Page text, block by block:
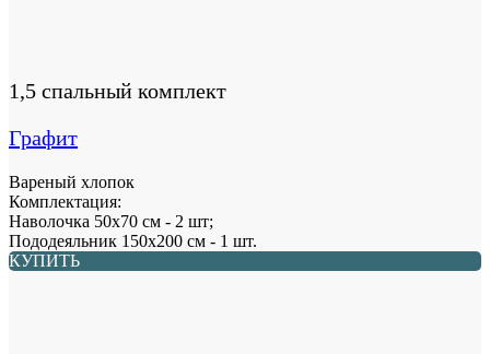
1,5 спальный комплект
Графит
Вареный хлопок
Комплектация:
Наволочка 50х70 см - 2 шт;
Пододеяльник 150х200 см - 1 шт.
КУПИТЬ